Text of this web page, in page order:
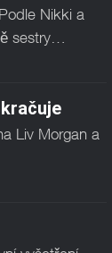
Nikki a
sestry…
Liv Morgan a